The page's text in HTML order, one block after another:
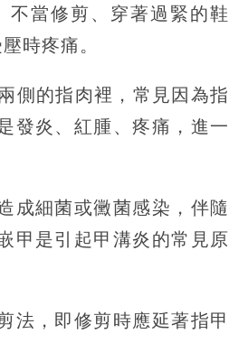
不當修剪、穿著過緊的鞋
時疼痛。
側的指肉裡，常見因為指
發炎、紅腫、疼痛，進一
成細菌或黴菌感染，伴隨
甲是引起甲溝炎的常見原
法，即修剪時應延著指甲